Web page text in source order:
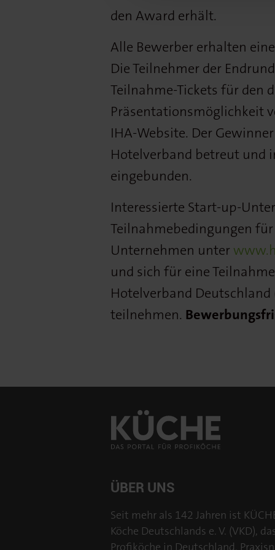
den Award erhält.
Alle Bewerber erhalten
Die Teilnehmer der
Teilnahme-Tickets für den
Präsentationsmöglichkeit
IHA-Website. Der
Hotelverband betreut und
eingebunden.
Interessierte Start-up-
Teilnahmebedingungen
Unternehmen unter
und sich für eine
Hotelverband
teilnehmen.
ÜBER UNS
Seit mehr als 142 Jahren ist
Köche Deutschlands e. V. (VKD),
Profiköche in Deutschland.